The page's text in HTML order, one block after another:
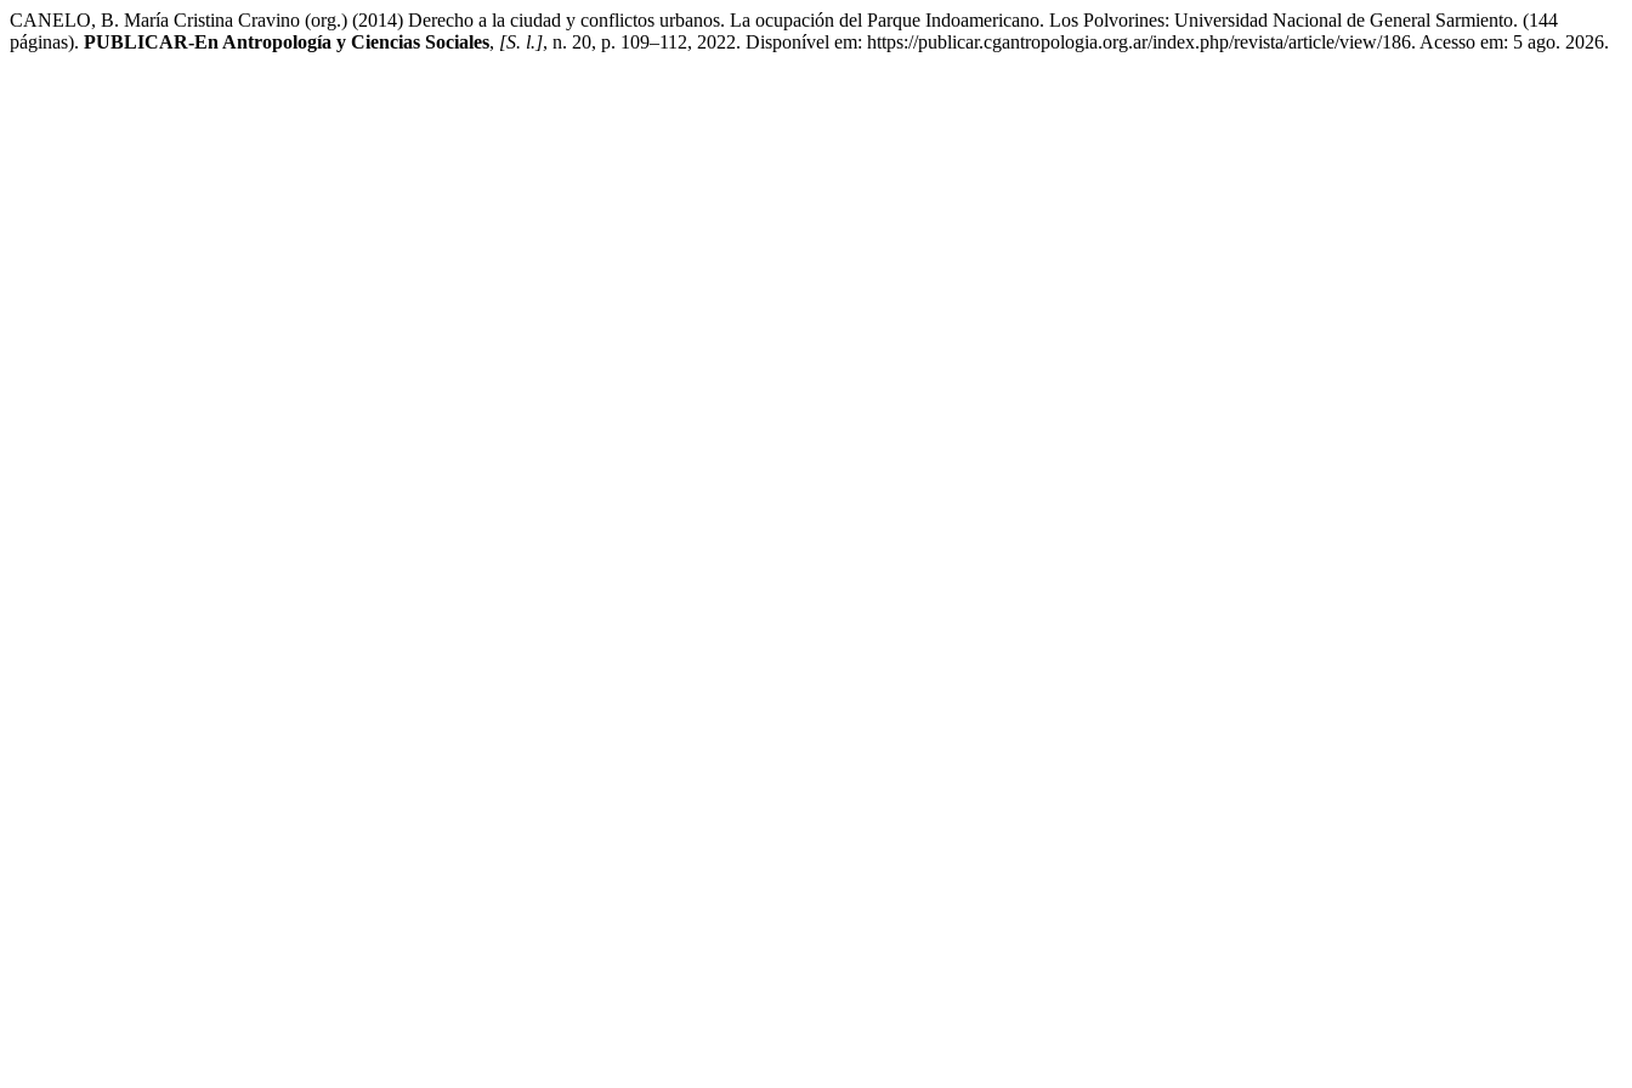
CANELO, B. María Cristina Cravino (org.) (2014) Derecho a la ciudad y conflictos urbanos. La ocupación del Parque Indoamericano. Los Polvorines: Universidad Nacional de General Sarmiento. (144
páginas). PUBLICAR-En Antropología y Ciencias Sociales, [S. l.], n. 20, p. 109–112, 2022. Disponível em: https://publicar.cgantropologia.org.ar/index.php/revista/article/view/186. Acesso em: 5 ago. 2026.